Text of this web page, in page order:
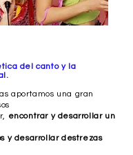
del canto y la
aportamos una gran
encontrar y desarrollar un
y desarrollar destrezas